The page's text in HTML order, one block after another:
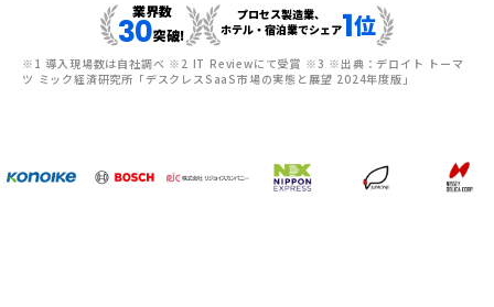
業界数
30突破!
プロセス製造業、
ホテル・宿泊業でシェア1位
※1 導入現場数は自社調べ ※2 IT Reviewにて受賞 ※3 ※出典：デロイト トーマ
ツ ミック経済研究所「デスクレスSaaS市場の実態と展望 2024年度版」